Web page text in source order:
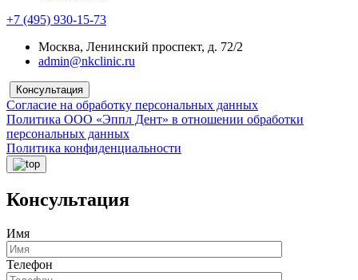
+7 (495) 930-15-73
Москва, Ленинский проспект, д. 72/2
admin@nkclinic.ru
Консультация
Согласие на обработку персональных данных
Политика ООО «Эппл Дент» в отношении обработки
персональных данных
Политика конфиденциальности
Консультация
Имя
Телефон